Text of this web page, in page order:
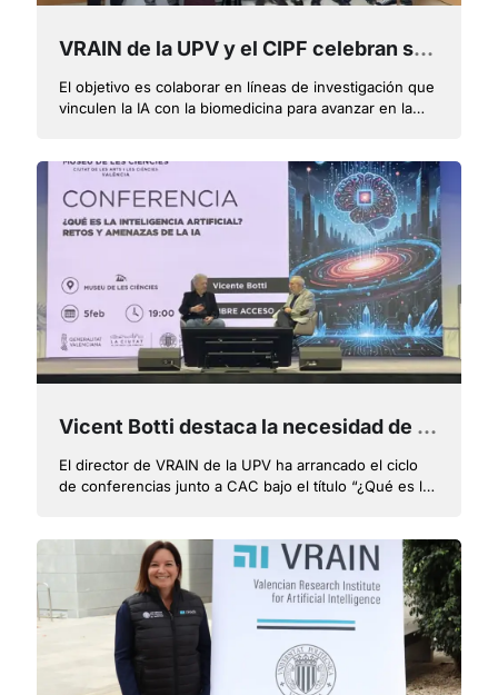
VRAIN de la UPV y el CIPF celebran su primera jornada para promover proyectos de investigación conjuntos
El objetivo es colaborar en líneas de investigación que
vinculen la IA con la biomedicina para avanzar en la
Vicent Botti destaca la necesidad de encontrar un equilibrio entre amenazas de la IA y beneficios
El director de VRAIN de la UPV ha arrancado el ciclo
de conferencias junto a CAC bajo el título “¿Qué es la